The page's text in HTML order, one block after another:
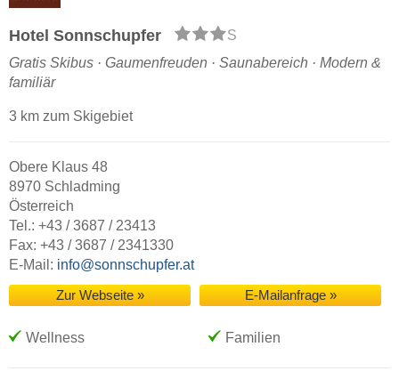
Hotel Sonnschupfer
S
Gratis Skibus · Gaumenfreuden · Saunabereich · Modern &
familiär
3 km zum Skigebiet
Obere Klaus 48
8970 Schladming
Österreich
Tel.: +43 / 3687 / 23413
Fax: +43 / 3687 / 2341330
E-Mail: info@sonnschupfer.at
Zur Webseite » E-Mailanfrage »
Wellness Familien